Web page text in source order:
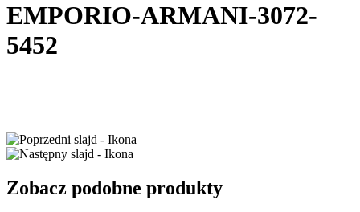
EMPORIO-ARMANI-3072-
5452
Zobacz podobne produkty